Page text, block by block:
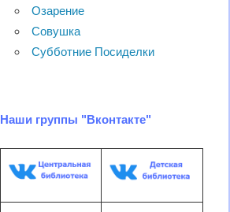
Озарение
Совушка
Субботние Посиделки
Наши группы "Вконтакте"